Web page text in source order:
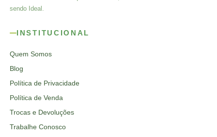
sendo Ideal.
INSTITUCIONAL
Quem Somos
Blog
Política de Privacidade
Política de Venda
Trocas e Devoluções
Trabalhe Conosco